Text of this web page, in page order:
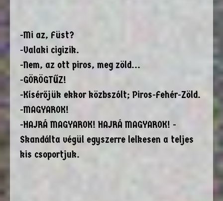
-Mi az, Füst?
-Valaki cigizik.
-Nem, az ott piros, meg zöld...
-GÖRÖGTŰZ!
-Kísérőjük ekkor közbszólt; Piros-Fehér-Zöld.
-MAGYAROK!
-HAJRÁ MAGYAROK! HAJRÁ MAGYAROK! -
Skandálta végül egyszerre lelkesen a teljes
kis csoportjuk.